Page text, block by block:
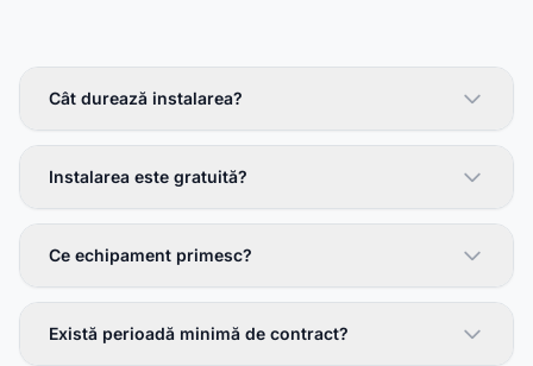
Cât durează instalarea?
Instalarea este gratuită?
Ce echipament primesc?
Există perioadă minimă de contract?